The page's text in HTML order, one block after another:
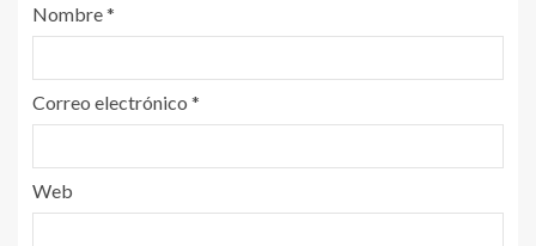
Nombre*
Correo electrónico *
Web